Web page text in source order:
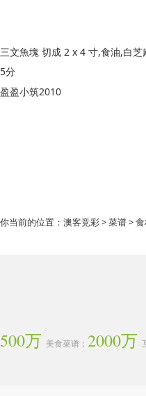
三文魚塊 切成 2 x 4 寸,食油,白
5分
盈盈小筑2010
你当前的位置： 澳客竞彩>菜谱>
500万 美食菜谱； 2000万